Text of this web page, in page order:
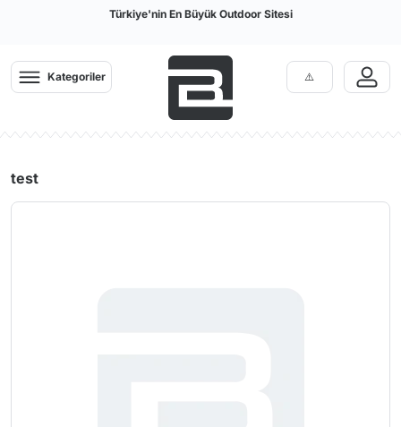
Türkiye'nin En Büyük Outdoor Sitesi
Kategoriler
test